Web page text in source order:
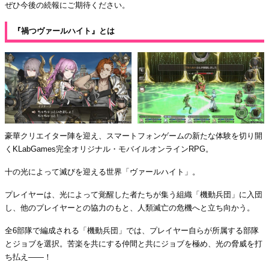
ぜひ今後の続報にご期待ください。
『禍つヴァールハイト』とは
豪華クリエイター陣を迎え、スマートフォンゲームの新たな体験を切り開
くKLabGames完全オリジナル・モバイルオンラインRPG。
十の光によって滅びを迎える世界「ヴァールハイト」。
プレイヤーは、光によって覚醒した者たちが集う組織「機動兵団」に入団
し、他のプレイヤーとの協力のもと、人類滅亡の危機へと立ち向かう。
全6部隊で編成される「機動兵団」では、プレイヤー自らが所属する部隊
とジョブを選択。苦楽を共にする仲間と共にジョブを極め、光の脅威を打
ち払え——！